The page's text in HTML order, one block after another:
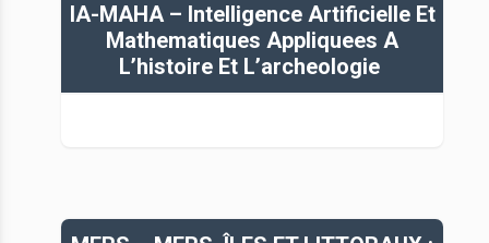
IA-MAHA – Intelligence Artificielle Et
Mathematiques Appliquees A
L’histoire Et L’archeologie